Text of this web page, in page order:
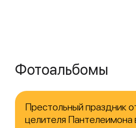
Фотоальбомы
Престольный праздник
целителя Пантелеимона